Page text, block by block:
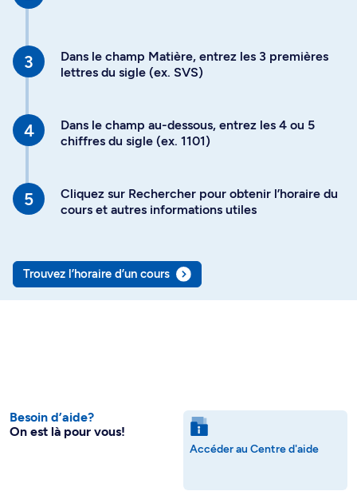
Dans le champ Matière, entrez les 3 premières
lettres du sigle (ex. SVS)
Dans le champ au-dessous, entrez les 4 ou 5
chiffres du sigle (ex. 1101)
Cliquez sur Rechercher pour obtenir l’horaire du
cours et autres informations utiles
Trouvez l’horaire d’un cours
Besoin d’aide?
On est là pour vous!
Accéder au Centre d'aide